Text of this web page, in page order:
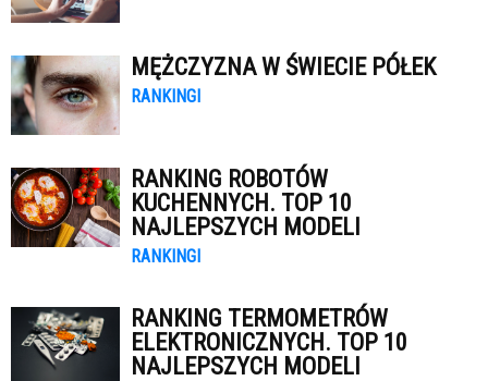
MĘŻCZYZNA W ŚWIECIE PÓŁEK
RANKINGI
RANKING ROBOTÓW
KUCHENNYCH. TOP 10
NAJLEPSZYCH MODELI
RANKINGI
RANKING TERMOMETRÓW
ELEKTRONICZNYCH. TOP 10
NAJLEPSZYCH MODELI